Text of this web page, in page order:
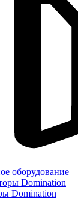
оборудование
Domination